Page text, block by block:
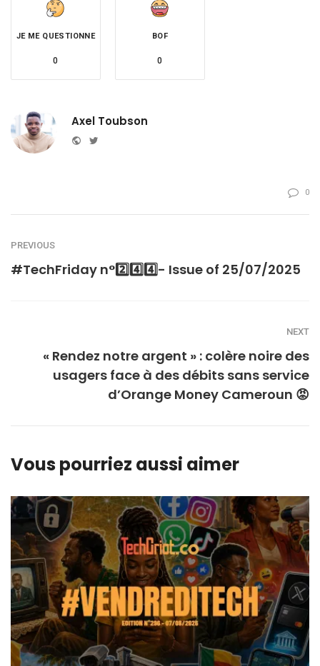
JE ME QUESTIONNE
0
BOF
0
Axel Toubson
Website
0
PREVIOUS
#TechFriday n°2️⃣4️⃣4️⃣- Issue of 25/07/2025
NEXT
« Rendez notre argent » : colère noire des
usagers face à des débits sans service
d’Orange Money Cameroun 😡
Vous pourriez aussi aimer